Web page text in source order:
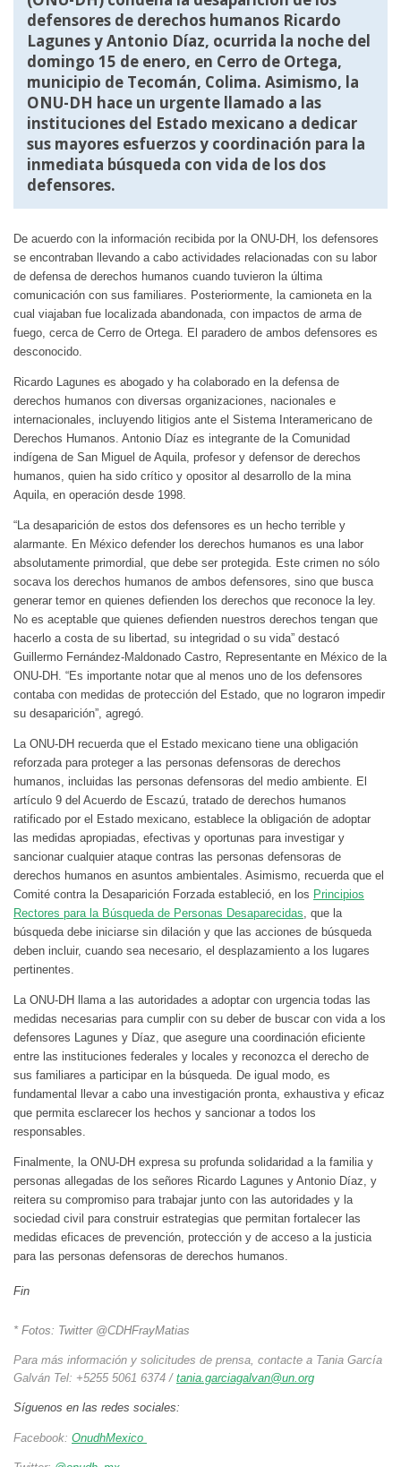
defensores de derechos humanos Ricardo
Lagunes y Antonio Díaz, ocurrida la noche del
domingo 15 de enero, en Cerro de Ortega,
municipio de Tecomán, Colima. Asimismo, la
ONU-DH hace un urgente llamado a las
instituciones del Estado mexicano a dedicar
sus mayores esfuerzos y coordinación para la
inmediata búsqueda con vida de los dos
defensores.
De acuerdo con la información recibida por la ONU-DH, los defensores
se encontraban llevando a cabo actividades relacionadas con su labor
de defensa de derechos humanos cuando tuvieron la última
comunicación con sus familiares. Posteriormente, la camioneta en la
cual viajaban fue localizada abandonada, con impactos de arma de
fuego, cerca de Cerro de Ortega. El paradero de ambos defensores es
desconocido.
Ricardo Lagunes es abogado y ha colaborado en la defensa de
derechos humanos con diversas organizaciones, nacionales e
internacionales, incluyendo litigios ante el Sistema Interamericano de
Derechos Humanos. Antonio Díaz es integrante de la Comunidad
indígena de San Miguel de Aquila, profesor y defensor de derechos
humanos, quien ha sido crítico y opositor al desarrollo de la mina
Aquila, en operación desde 1998.
“La desaparición de estos dos defensores es un hecho terrible y
alarmante. En México defender los derechos humanos es una labor
absolutamente primordial, que debe ser protegida. Este crimen no sólo
socava los derechos humanos de ambos defensores, sino que busca
generar temor en quienes defienden los derechos que reconoce la ley.
No es aceptable que quienes defienden nuestros derechos tengan que
hacerlo a costa de su libertad, su integridad o su vida” destacó
Guillermo Fernández-Maldonado Castro, Representante en México de la
ONU-DH. “Es importante notar que al menos uno de los defensores
contaba con medidas de protección del Estado, que no lograron impedir
su desaparición”, agregó.
La ONU-DH recuerda que el Estado mexicano tiene una obligación
reforzada para proteger a las personas defensoras de derechos
humanos, incluidas las personas defensoras del medio ambiente. El
artículo 9 del Acuerdo de Escazú, tratado de derechos humanos
ratificado por el Estado mexicano, establece la obligación de adoptar
las medidas apropiadas, efectivas y oportunas para investigar y
sancionar cualquier ataque contras las personas defensoras de
derechos humanos en asuntos ambientales. Asimismo, recuerda que el
Comité contra la Desaparición Forzada estableció, en los Principios
Rectores para la Búsqueda de Personas Desaparecidas , que la
búsqueda debe iniciarse sin dilación y que las acciones de búsqueda
deben incluir, cuando sea necesario, el desplazamiento a los lugares
pertinentes.
La ONU-DH llama a las autoridades a adoptar con urgencia todas las
medidas necesarias para cumplir con su deber de buscar con vida a los
defensores Lagunes y Díaz, que asegure una coordinación eficiente
entre las instituciones federales y locales y reconozca el derecho de
sus familiares a participar en la búsqueda. De igual modo, es
fundamental llevar a cabo una investigación pronta, exhaustiva y eficaz
que permita esclarecer los hechos y sancionar a todos los
responsables.
Finalmente, la ONU-DH expresa su profunda solidaridad a la familia y
personas allegadas de los señores Ricardo Lagunes y Antonio Díaz, y
reitera su compromiso para trabajar junto con las autoridades y la
sociedad civil para construir estrategias que permitan fortalecer las
medidas eficaces de prevención, protección y de acceso a la justicia
para las personas defensoras de derechos humanos.
Fin
* Fotos: Twitter @CDHFrayMatias
Para más información y solicitudes de prensa, contacte a Tania García
Galván Tel: +5255 5061 6374 / tania.garciagalvan@un.org
Síguenos en las redes sociales:
Facebook: OnudhMexico